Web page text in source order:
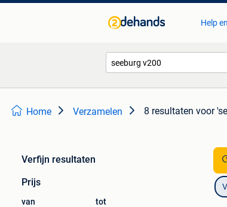
Help
Home Verzamelen 8 resultaten voor
Verfijn resultaten
Prijs
van tot